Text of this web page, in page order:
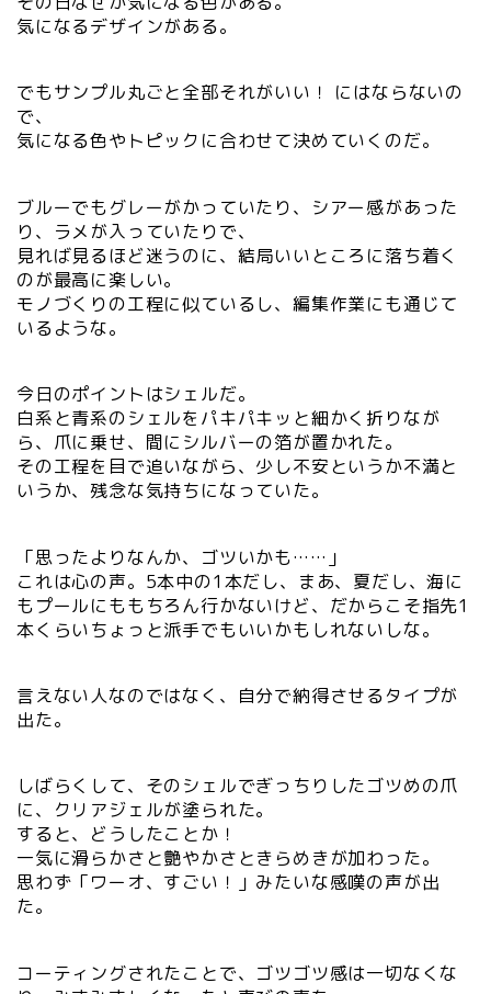
気になるデザインがある。
でもサンプル丸ごと全部それがいい！ にはならないの
で、
気になる色やトピックに合わせて決めていくのだ。
ブルーでもグレーがかっていたり、シアー感があった
り、ラメが入っていたりで、
見れば見るほど迷うのに、結局いいところに落ち着く
のが最高に楽しい。
モノづくりの工程に似ているし、編集作業にも通じて
いるような。
今日のポイントはシェルだ。
白系と青系のシェルをパキパキッと細かく折りなが
ら、爪に乗せ、間にシルバーの箔が置かれた。
その工程を目で追いながら、少し不安というか不満と
いうか、残念な気持ちになっていた。
「思ったよりなんか、ゴツいかも……」
これは心の声。5本中の1本だし、まあ、夏だし、海に
もプールにももちろん行かないけど、だからこそ指先1
本くらいちょっと派手でもいいかもしれないしな。
言えない人なのではなく、自分で納得させるタイプが
出た。
しばらくして、そのシェルでぎっちりしたゴツめの爪
に、クリアジェルが塗られた。
すると、どうしたことか！
一気に滑らかさと艶やかさときらめきが加わった。
思わず「ワーオ、すごい！」みたいな感嘆の声が出
た。
コーティングされたことで、ゴツゴツ感は一切なくな